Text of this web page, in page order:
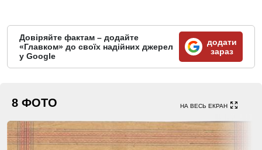
Довіряйте фактам – додайте
«Главком» до своїх надійних джерел
у Google
додати
зараз
8 ФОТО НА ВЕСЬ ЕКРАН